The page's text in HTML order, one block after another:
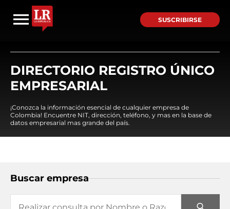
SUSCRIBIRSE
DIRECTORIO REGISTRO ÚNICO
EMPRESARIAL
¡Conozca la información esencial de cualquier empresa de
Colombia! Encuentre NIT, dirección, teléfono, y mas en la base de
datos empresarial mas grande del país.
Buscar empresa